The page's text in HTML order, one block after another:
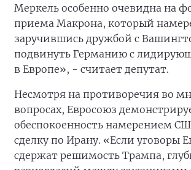
Меркель особенно очевидна на
приема Макрона, который
заручившись дружбой с
подвинуть Германию с
в Европе», - считает депутат.
Несмотря на противоречия во
вопросах, Евросоюз
обеспокоенность намерением
сделку по Ирану. «Если уговоры
сдержат решимость Трампа,